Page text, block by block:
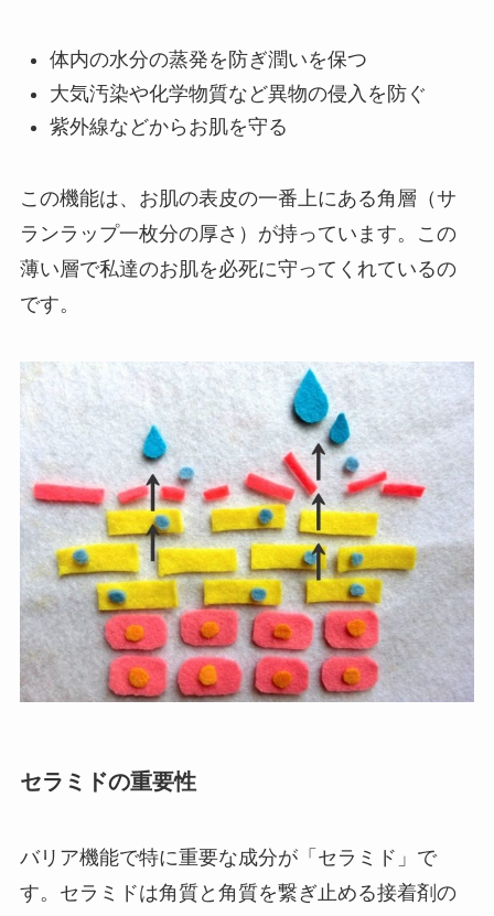
体内の水分の蒸発を防ぎ潤いを保つ
大気汚染や化学物質など異物の侵入を防ぐ
紫外線などからお肌を守る
この機能は、お肌の表皮の一番上にある角層（サ
ランラップ一枚分の厚さ）が持っています。この
薄い層で私達のお肌を必死に守ってくれているの
です。
セラミドの重要性
バリア機能で特に重要な成分が「セラミド」で
す。セラミドは角質と角質を繋ぎ止める接着剤の